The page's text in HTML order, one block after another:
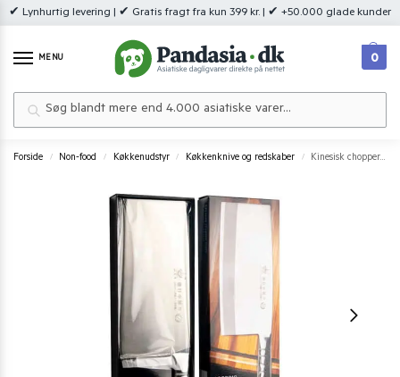
✔ Lynhurtig levering | ✔ Gratis fragt fra kun 399 kr. | ✔ +50.000 glade kunder
MENU 0
Forside / Non-food / Køkkenudstyr / Køkkenknive og redskaber / Kinesisk chopper kniv 32,5×10 cm – Skarp, kraftfuld og alsidig